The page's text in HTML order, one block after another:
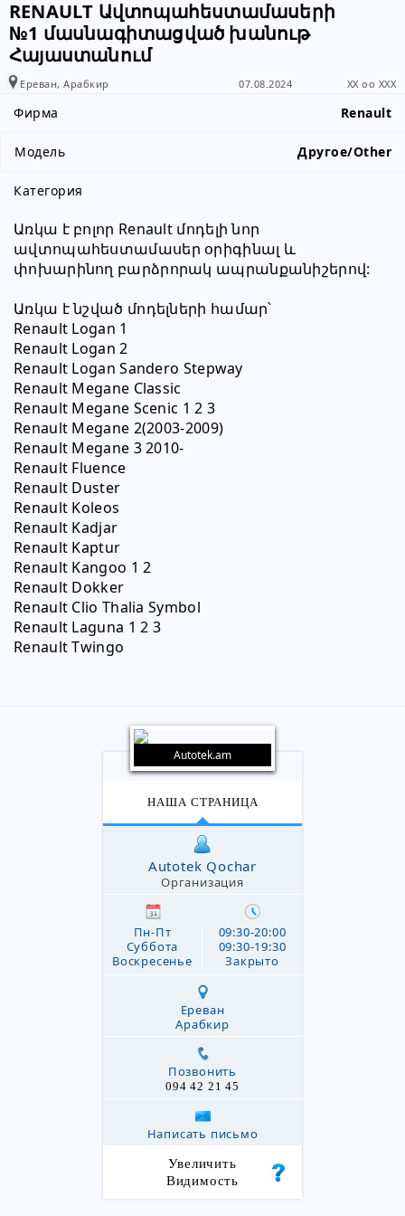
RENAULT Ավտոպահեստամասերի
№1 մասնագիտացված խանութ
Հայաստանում
Ереван, Арабкир 07.08.2024 XX oo XXX
Фирма Renault
Модель Другое/Other
Категория
Առկա է բոլոր Renault մոդելի նոր
ավտոպահեստամասեր օրիգինալ և
փոխարինող բարձրորակ ապրանքանիշերով:
Առկա է նշված մոդելների համար՝
Renault Logan 1
Renault Logan 2
Renault Logan Sandero Stepway
Renault Megane Classic
Renault Megane Scenic 1 2 3
Renault Megane 2(2003-2009)
Renault Megane 3 2010-
Renault Fluence
Renault Duster
Renault Koleos
Renault Kadjar
Renault Kaptur
Renault Kangoo 1 2
Renault Dokker
Renault Clio Thalia Symbol
Renault Laguna 1 2 3
Renault Twingo
Autotek.am
НАША СТРАНИЦА
Autotek Qochar
Организация
Пн-Пт
Суббота
Воскресенье
09:30-20:00
09:30-19:30
Закрыто
Ереван
Арабкир
Позвонить
094 42 21 45
Написать письмо
Увеличить
Видимость